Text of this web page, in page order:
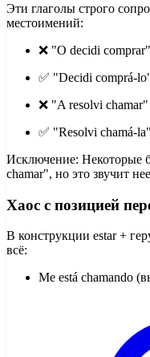
Эти глаголы строго
местоимений:
❌ "O decidi comprar"
✅ "Decidi comprá-
❌ "A resolvi chamar"
✅ "Resolvi chamá-
Исключение: Некоторые
chamar", но это звучит
Хаос с позицией
В конструкции estar +
всё:
Me está chamando